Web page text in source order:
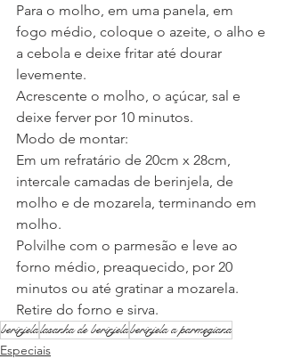
Para o molho, em uma panela, em
fogo médio, coloque o azeite, o alho e
a cebola e deixe fritar até dourar
levemente.
Acrescente o molho, o açúcar, sal e
deixe ferver por 10 minutos.
Modo de montar:
Em um refratário de 20cm x 28cm,
intercale camadas de berinjela, de
molho e de mozarela, terminando em
molho.
Polvilhe com o parmesão e leve ao
forno médio, preaquecido, por 20
minutos ou até gratinar a mozarela.
Retire do forno e sirva.
berinjelalasanha de berinjelaberinjela a parmegiana
Especiais